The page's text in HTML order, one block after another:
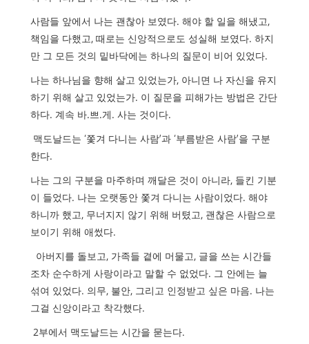
사람들 앞에서 나는 괜찮아 보였다. 해야 할 일을 해냈고,
책임을 다했고, 때로는 신앙적으로도 성실해 보였다. 하지
만 그 모든 것의 밑바닥에는 하나의 질문이 비어 있었다.
나는 하나님을 향해 살고 있었는가, 아니면 나 자신을 유지
하기 위해 살고 있었는가. 이 질문을 피해가는 방법은 간단
하다. 계속 바.쁘.게 . 사는 것이다.
맥도날드는 ‘쫓겨 다니는 사람’과 ‘부름받은 사람’을 구분
한다.
나는 그의 구분을 마주하며 깨달은 것이 아니라, 들킨 기분
이 들었다. 나는 오랫동안 쫓겨 다니는 사람이었다. 해야
하니까 했고, 무너지지 않기 위해 버텼고, 괜찮은 사람으로
보이기 위해 애썼다.
아버지를 돌보고, 가족들 곁에 머물고, 글을 쓰는 시간들
조차 순수하게 사랑이라고 말할 수 없었다. 그 안에는 늘
섞여 있었다. 의무, 불안, 그리고 인정받고 싶은 마음. 나는
그걸 신앙이라고 착각했다.
2부에서 맥도날드는 시간을 묻는다.